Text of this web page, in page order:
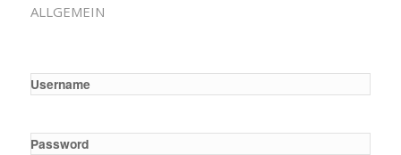
ALLGEMEIN
Username
Password